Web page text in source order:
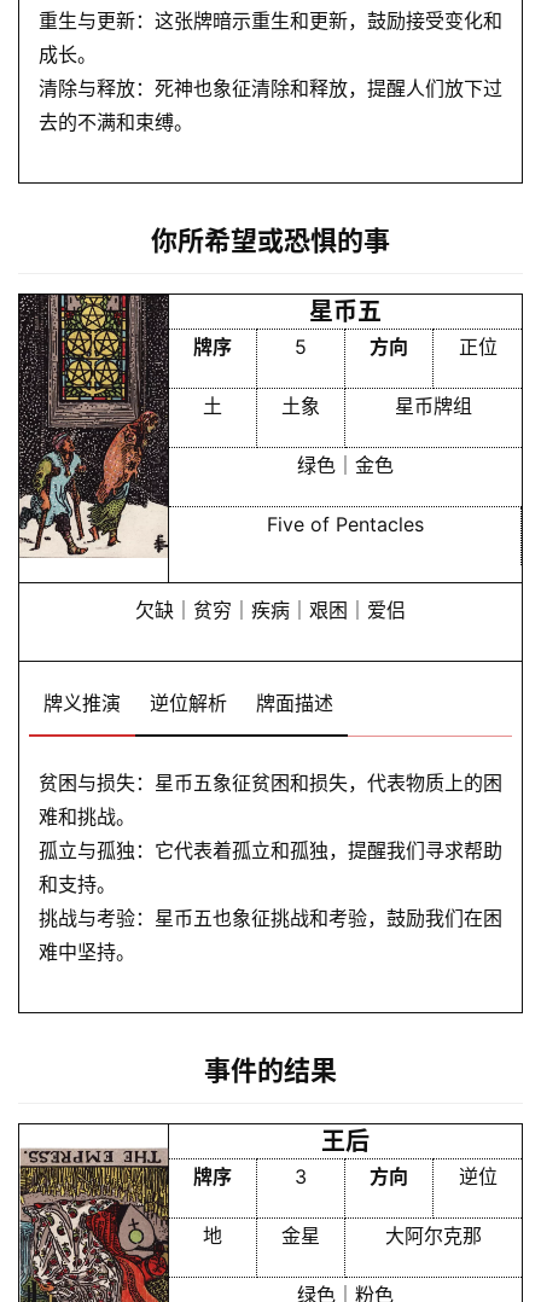
重生与更新：这张牌暗示重生和更新，鼓励接受变化和
成长。
清除与释放：死神也象征清除和释放，提醒人们放下过
去的不满和束缚。
你所希望或恐惧的事
星币五
牌序 5 方向 正位
土 土象 星币牌组
绿色｜金色
Five of Pentacles
欠缺｜贫穷｜疾病｜艰困｜爱侣
牌义推演 逆位解析 牌面描述
贫困与损失：星币五象征贫困和损失，代表物质上的困
难和挑战。
孤立与孤独：它代表着孤立和孤独，提醒我们寻求帮助
和支持。
挑战与考验：星币五也象征挑战和考验，鼓励我们在困
难中坚持。
事件的结果
王后
牌序 3 方向 逆位
地 金星 大阿尔克那
绿色｜粉色